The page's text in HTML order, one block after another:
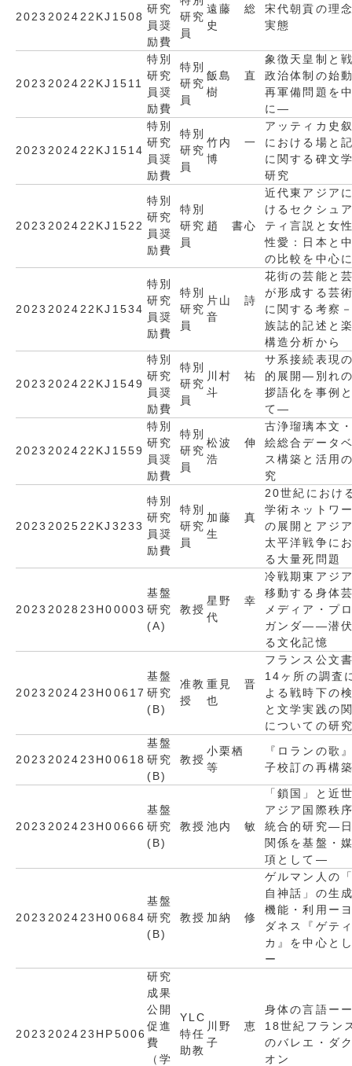
2023 2024 22KJ1508
研究
員奨
励費
研究
員
遠藤 総
史
宋代朝貢の理
実態
2023 2024 22KJ1511
特別
研究
員奨
励費
特別
研究
員
飯島 直
樹
象徴天皇制と
政治体制の始
再軍備問題を
に―
2023 2024 22KJ1514
特別
研究
員奨
励費
特別
研究
員
竹内 一
博
アッティカ史
における場と
に関する碑文
研究
2023 2024 22KJ1522
特別
研究
員奨
励費
特別
研究
員
趙 書心
近代東アジア
けるセクシュ
ティ言説と女
性愛：日本と
の比較を中心
2023 2024 22KJ1534
特別
研究
員奨
励費
特別
研究
員
片山 詩
音
花街の芸能と
が形成する芸
に関する考察
族誌的記述と
構造分析から
2023 2024 22KJ1549
特別
研究
員奨
励費
特別
研究
員
川村 祐
斗
サ系接続表現
的展開―別れ
拶語化を事例
て―
2023 2024 22KJ1559
特別
研究
員奨
励費
特別
研究
員
松波 伸
浩
古浄瑠璃本文
絵総合データ
ス構築と活用
究
2023 2025 22KJ3233
特別
研究
員奨
励費
特別
研究
員
加藤 真
生
20世紀におけ
学術ネットワ
の展開とアジ
太平洋戦争に
る大量死問題
2023 2028 23H00003
基盤
研究
(A)
教授
星野 幸
代
冷戦期東アジ
移動する身体
メディア・プ
ガンダ――潜
る文化記憶
2023 2024 23H00617
基盤
研究
(B)
准教
授
重見 晋
也
フランス公文
14ヶ所の調査
よる戦時下の
と文学実践の
についての研
2023 2024 23H00618
基盤
研究
(B)
教授
小栗栖
等
『ロランの歌
子校訂の再構
2023 2024 23H00666
基盤
研究
(B)
教授 池内 敏
「鎖国」と近
アジア国際秩
統合的研究―
関係を基盤・
項として―
2023 2024 23H00684
基盤
研究
(B)
教授 加納 修
ゲルマン人の
自神話」の生
機能・利用ー
ダネス『ゲテ
カ』を中心と
ー
2023 2024 23HP5006
研究
成果
公開
促進
費
（学
YLC
特任
助教
川野 恵
子
身体の言語ー
18世紀フラン
のバレエ・ダ
オン